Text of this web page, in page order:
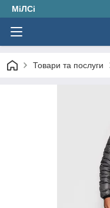
МіЛСі
Товари та послуги